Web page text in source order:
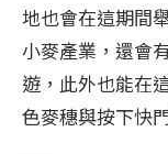
地也會在這期間
小麥產業，還會
遊，此外也能在
色麥穗與按下快